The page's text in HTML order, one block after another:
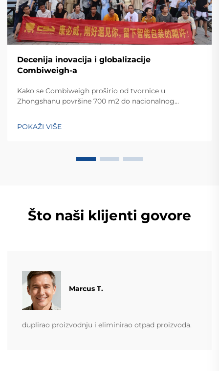
Decenija inovacija i globalizacije
Combiweigh-a
Kako se Combiweigh proširio od tvornice u
Zhongshanu površine 700 m2 do nacionalnog
zemalja. Otkrijte njihova inteligentna rješenja za
tehtanjezažali globalnu konsultaciju OEM/ODM-a još
POKAŽI VIŠE
Što naši klijenti govore
Marcus T.
duplirao proizvodnju i eliminirao otpad proizvoda.